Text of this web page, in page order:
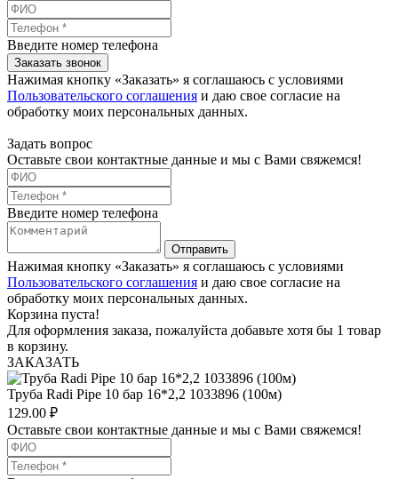
Введите номер телефона
Заказать звонок
Нажимая кнопку «Заказать» я соглашаюсь с условиями
Пользовательского соглашения и даю свое согласие на
обработку моих персональных данных.
Задать вопрос
Оставьте свои контактные данные и мы с Вами свяжемся!
Введите номер телефона
Отправить
Нажимая кнопку «Заказать» я соглашаюсь с условиями
Пользовательского соглашения и даю свое согласие на
обработку моих персональных данных.
Корзина пуста!
Для оформления заказа, пожалуйста добавьте хотя бы 1 товар
в корзину.
ЗАКАЗАТЬ
Труба Radi Pipe 10 бар 16*2,2 1033896 (100м)
129.00 ₽
Оставьте свои контактные данные и мы с Вами свяжемся!